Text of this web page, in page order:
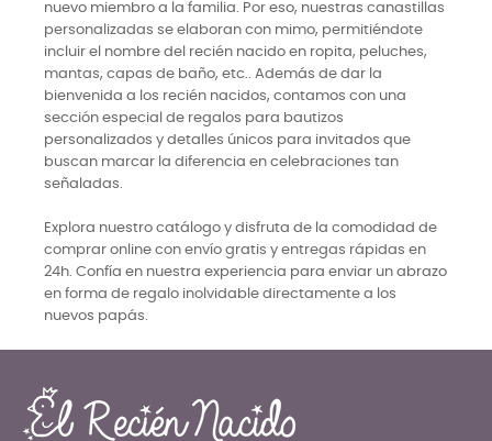
nuevo miembro a la familia. Por eso, nuestras canastillas
personalizadas se elaboran con mimo, permitiéndote
incluir el nombre del recién nacido en ropita, peluches,
mantas, capas de baño, etc.. Además de dar la
bienvenida a los recién nacidos, contamos con una
sección especial de regalos para bautizos
personalizados y detalles únicos para invitados que
buscan marcar la diferencia en celebraciones tan
señaladas.
Explora nuestro catálogo y disfruta de la comodidad de
comprar online con envío gratis y entregas rápidas en
24h. Confía en nuestra experiencia para enviar un abrazo
en forma de regalo inolvidable directamente a los
nuevos papás.